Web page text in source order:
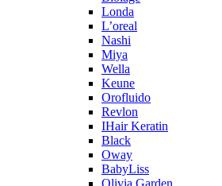
Londa
L’oreal
Nashi
Miya
Wella
Keune
Orofluido
Revlon
IHair Keratin
Black
Oway
BabyLiss
Olivia Garden